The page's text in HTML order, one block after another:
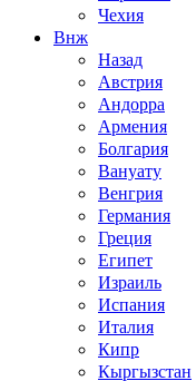
Чехия
Внж
Назад
Австрия
Андорра
Армения
Болгария
Вануату
Венгрия
Германия
Греция
Египет
Израиль
Испания
Италия
Кипр
Кыргызстан